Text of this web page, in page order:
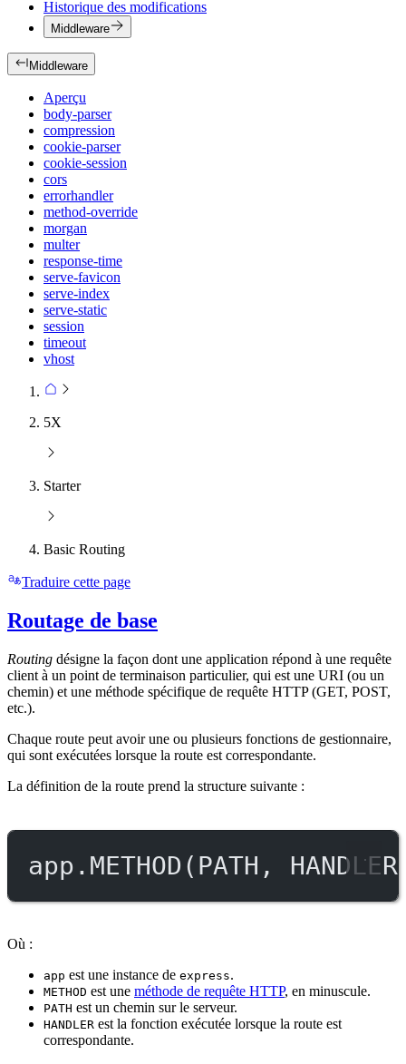
Historique des modifications
Middleware
Middleware
Aperçu
body-parser
compression
cookie-parser
cookie-session
cors
errorhandler
method-override
morgan
multer
response-time
serve-favicon
serve-index
serve-static
session
timeout
vhost
5X
Starter
Basic Routing
Traduire cette page
Routage de base
Routing désigne la façon dont une application répond à une requête
client à un point de terminaison particulier, qui est une URI (ou un
chemin) et une méthode spécifique de requête HTTP (GET, POST,
etc.).
Chaque route peut avoir une ou plusieurs fonctions de gestionnaire,
qui sont exécutées lorsque la route est correspondante.
La définition de la route prend la structure suivante :
app. METHOD ( PATH , HANDLER
Où :
app est une instance de express.
METHOD est une méthode de requête HTTP, en minuscule.
PATH est un chemin sur le serveur.
HANDLER est la fonction exécutée lorsque la route est
correspondante.